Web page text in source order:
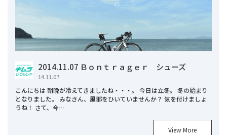
2014.11.07 Ｂｏｎｔｒａｇｅｒ シューズ
14.11.07
こんにちは 朝晩が冷えてきましたね・・・。 今日は立冬。 冬の始まり
となりました。 みなさん、風邪をひいていませんか？ 気を付けましょ
うね！ さて、今…
View More